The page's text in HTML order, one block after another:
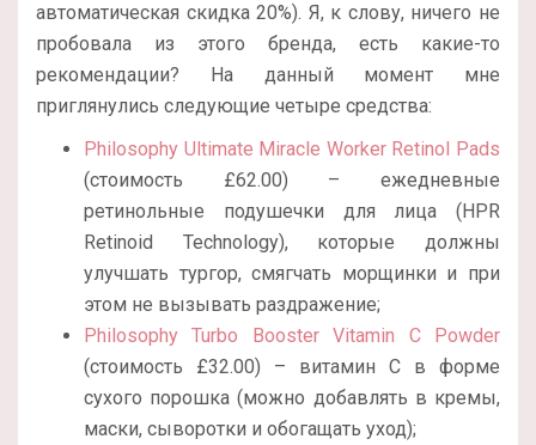
автоматическая скидка 20%). Я, к слову, ничего не
пробовала из этого бренда, есть какие-то
рекомендации? На данный момент мне
приглянулись следующие четыре средства:
Philosophy Ultimate Miracle Worker Retinol Pads
(стоимость £62.00) – ежедневные
ретинольные подушечки для лица (HPR
Retinoid Technology), которые должны
улучшать тургор, смягчать морщинки и при
этом не вызывать раздражение;
Philosophy Turbo Booster Vitamin C Powder
(стоимость £32.00) – витамин С в форме
сухого порошка (можно добавлять в кремы,
маски, сыворотки и обогащать уход);